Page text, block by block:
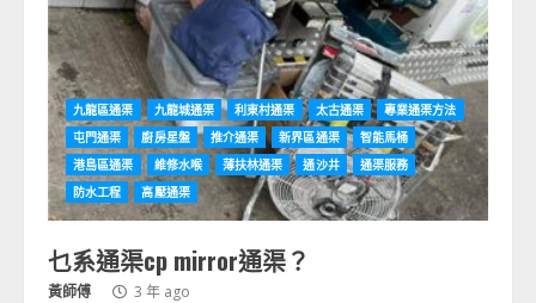
九龍區通渠 九龍城通渠 利東村通渠 太古通渠
專業通渠方法
屯門通渠
廚房星盤 推介通渠 新界區通渠
智能馬桶
港島區通渠
維修水喉 薄扶林通渠 通沙井
通渠服務
防水工程
高壓通渠
乜系通渠cp mirror通渠？
黃師傅 3 年 ago